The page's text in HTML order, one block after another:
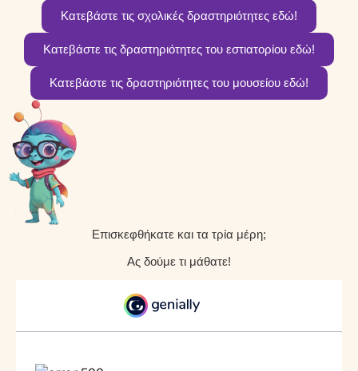
Κατεβάστε τις σχολικές δραστηριότητες εδώ!
Κατεβάστε τις δραστηριότητες του εστιατορίου εδώ!
Κατεβάστε τις δραστηριότητες του μουσείου εδώ!
Επισκεφθήκατε και τα τρία μέρη;
Ας δούμε τι μάθατε!